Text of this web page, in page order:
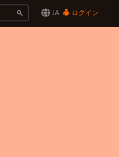
JA ログイン